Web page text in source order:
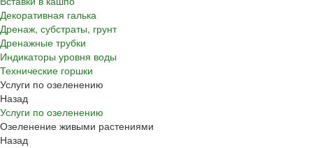
Декоративная галька
Дренаж, субстраты, грунт
Дренажные трубки
Индикаторы уровня воды
Технические горшки
Услуги по озеленению
Назад
Услуги по озеленению
Озеленение живыми растениями
Назад